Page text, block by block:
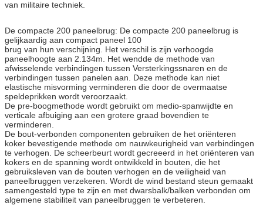
van militaire techniek.
De compacte 200 paneelbrug: De compacte 200 paneelbrug is
gelijkaardig aan compact paneel 100
brug van hun verschijning. Het verschil is zijn verhoogde
paneelhoogte aan 2.134m. Het wendde de methode van
afwisselende verbindingen tussen Versterkingssnaren en de
verbindingen tussen panelen aan. Deze methode kan niet
elastische misvorming verminderen die door de overmaatse
speldeprikken wordt veroorzaakt.
De pre-boogmethode wordt gebruikt om medio-spanwijdte en
verticale afbuiging aan een grotere graad bovendien te
verminderen.
De bout-verbonden componenten gebruiken de het oriënteren
koker bevestigende methode om nauwkeurigheid van verbindingen
te verhogen. De scheerbeurt wordt gecreeerd in het oriënteren van
kokers en de spanning wordt ontwikkeld in bouten, die het
gebruiksleven van de bouten verhogen en de veiligheid van
paneelbruggen verzekeren. Wordt de wind bestand steun gemaakt
samengesteld type te zijn en met dwarsbalk/balken verbonden om
algemene stabiliteit van paneelbruggen te verbeteren.